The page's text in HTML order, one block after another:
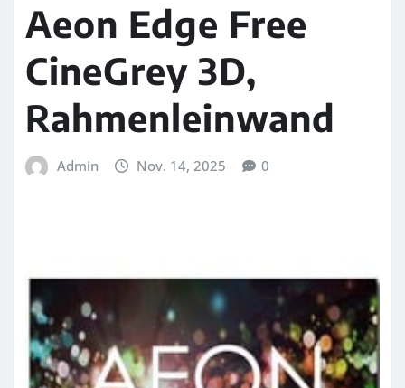
Aeon Edge Free
CineGrey 3D,
Rahmenleinwand
Admin Nov. 14, 2025 0